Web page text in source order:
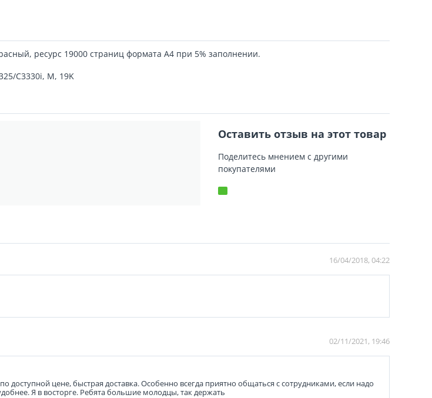
ресурс 19000 страниц формата А4 при 5% заполнении.
C3330i, M, 19K
Оставить отзыв на этот товар
Поделитесь мнением с другими
покупателями
16/04/2018, 04:22
02/11/2021, 19:46
цене, быстрая доставка. Особенно всегда приятно общаться с сотрудниками, если надо
Я в восторге. Ребята большие молодцы, так держать